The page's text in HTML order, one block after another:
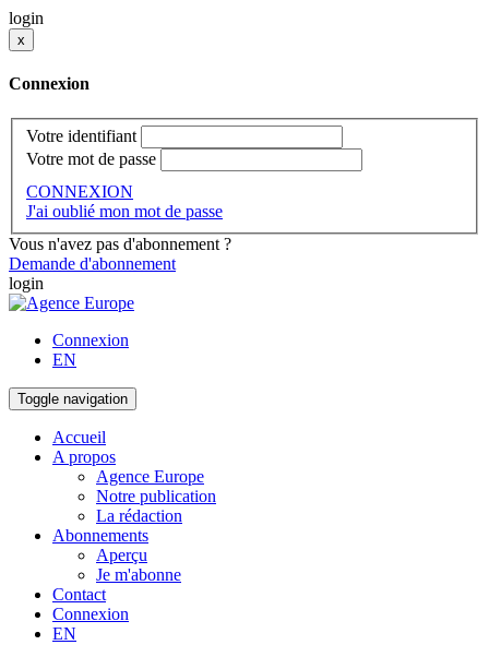
login
x
Connexion
Votre identifiant
Votre mot de passe
CONNEXION
J'ai oublié mon mot de passe
Vous n'avez pas d'abonnement ?
Demande d'abonnement
login
Connexion
EN
Toggle navigation
Accueil
A propos
Agence Europe
Notre publication
La rédaction
Abonnements
Aperçu
Je m'abonne
Contact
Connexion
EN